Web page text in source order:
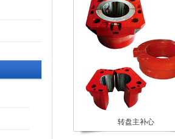
转盘主补心